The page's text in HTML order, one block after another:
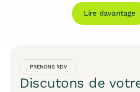
Lire davantage
PRENONS RDV
Discutons de